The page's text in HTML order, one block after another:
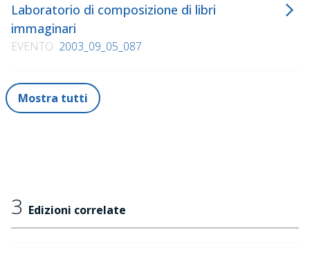
Laboratorio di composizione di libri
immaginari
EVENTO 2003_09_05_087
Mostra tutti
3 Edizioni correlate